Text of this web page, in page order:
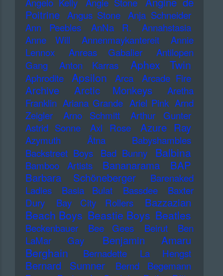
Angelo Kelly
Angie Stone
Poitrine Angus Stone Anja Schneider
Ann Peebles
AnNa R.
Annahstasia
Anne Will
Annenmaykantereit
Annie
Lennox
Anreas Gabalier
Antilopen
Gang
Anton Karras Aphex Twin
Aphrodite Apsilon Arca Arcade Fire
Archive Arctic Monkeys
Aretha
Franklin Ariana Grande Ariel Pink Arnd
Zeigler
Arno Schmitt
Arthur Gunter
Astrid Sonne
Axl Rose Azure Ray
Azymuth Ätna
Babyshambles
Backstreet Boys
Bad Bunny Balbina
Bamboo Artists Bananarama
BAP
Barbara Schöneberger
Barenaked
Ladies
Basia Bulat Bassdee
Baxter
Dury
Bay City Rollers Bazzazian
Beach Boys Beastie Boys Beatles
Beckenbauer Bee Gees Beirut
Ben
LaMar Gay
Benjamin Amaru
Berghain Bernadette La Hengst
Bernard Sumner
Bernd Begemann